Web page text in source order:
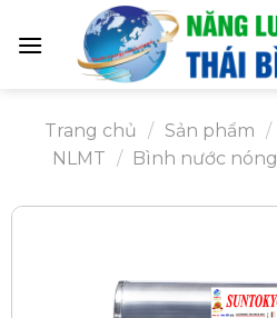
Trang chủ / Sản phẩm /
NLMT / Bình nước